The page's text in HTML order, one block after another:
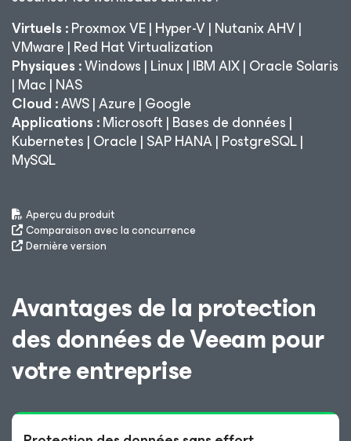
Virtuels :Proxmox VE | Hyper-V | Nutanix AHV |
VMware | Red Hat Virtualization
Physiques :Windows | Linux | IBM AIX | Oracle Solaris
| Mac | NAS
Cloud :AWS | Azure | Google
Applications :Microsoft | Bases de données |
Kubernetes | Oracle | SAP HANA | PostgreSQL |
MySQL
Aperçu du produit
Comparaison avec la concurrence
Dernière version
Avantages de la protection
des données de Veeam pour
votre entreprise